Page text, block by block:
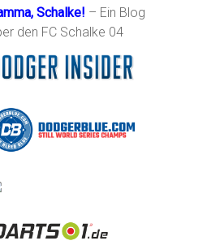
Schalke! – Ein Blog
den FC Schalke 04